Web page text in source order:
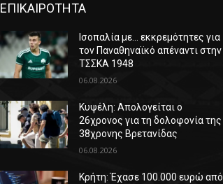
ΕΠΙΚΑΙΡΟΤΗΤΑ
Ισοπαλία με… εκκρεμότητες για
τον Παναθηναϊκό απέναντι στην
ΤΣΣΚΑ 1948
06.08.2026
Κυψέλη: Απολογείται ο
26χρονος για τη δολοφονία της
38χρονης Βρετανίδας
06.08.2026
Κρήτη: Έχασε 100.000 ευρώ από